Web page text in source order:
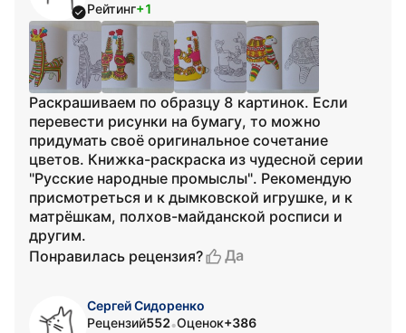
Рейтинг+1
Раскрашиваем по образцу 8 картинок. Если
перевести рисунки на бумагу, то можно
придумать своё оригинальное сочетание
цветов. Книжка-раскраска из чудесной серии
"Русские народные промыслы". Рекомендую
присмотреться и к дымковской игрушке, и к
матрёшкам, полхов-майданской росписи и
другим.
Понравилась рецензия?
Да
Сергей Сидоренко
Рецензий552•Оценок+386